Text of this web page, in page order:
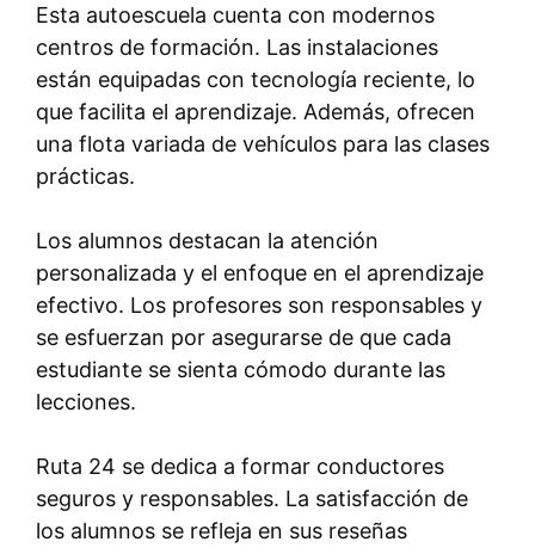
Esta autoescuela cuenta con modernos
centros de formación. Las instalaciones
están equipadas con tecnología reciente, lo
que facilita el aprendizaje. Además, ofrecen
una flota variada de vehículos para las clases
prácticas.
Los alumnos destacan la atención
personalizada y el enfoque en el aprendizaje
efectivo. Los profesores son responsables y
se esfuerzan por asegurarse de que cada
estudiante se sienta cómodo durante las
lecciones.
Ruta 24 se dedica a formar conductores
seguros y responsables. La satisfacción de
los alumnos se refleja en sus reseñas